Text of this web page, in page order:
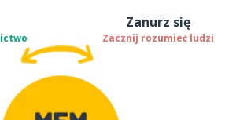
Zanurz się
Zacznij rozumieć ludzi